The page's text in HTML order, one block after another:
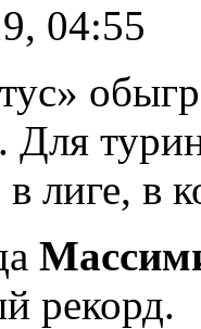
04:55
лиге, в
рекорд.